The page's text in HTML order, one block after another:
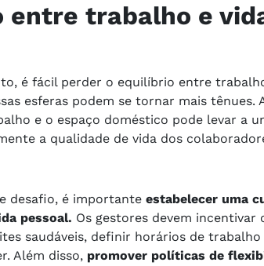
entre trabalho e
é fácil perder o equilíbrio entre
esferas podem se tornar mais tênues.
e o espaço doméstico pode levar a
a qualidade de vida dos
desafio, é importante estabelecer uma
pessoal. Os gestores devem incentivar
saudáveis, definir horários de
Além disso, promover políticas de